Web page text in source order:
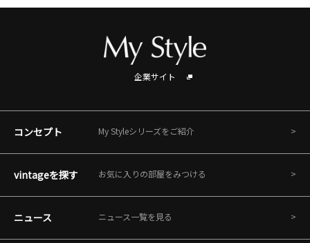
企業サイト
コンセプト My Styleシリーズをご紹介
vintageを探す お気に入りの部屋をみつける
ニュース ニュース一覧を見る